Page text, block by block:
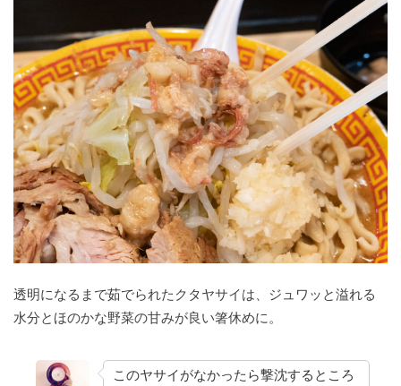
透明になるまで茹でられたクタヤサイは、ジュワッと溢れる
水分とほのかな野菜の甘みが良い箸休めに。
このヤサイがなかったら撃沈するところ